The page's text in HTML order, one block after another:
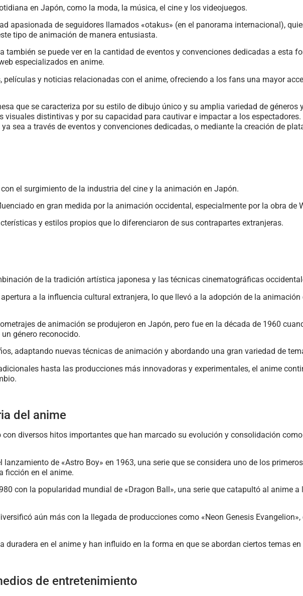
en Japón, como la moda, la música, el cine y los videojuegos.
apasionada de seguidores llamados «otakus» (en el panorama internacional),
tipo de animación de manera entusiasta.
también se puede ver en la cantidad de eventos y convenciones dedicadas a esta
especializados en anime.
películas y noticias relacionadas con el anime, ofreciendo a los fans una mayor
que se caracteriza por su estilo de dibujo único y su amplia variedad de géneros
visuales distintivas y por su capacidad para cautivar e impactar a los espectadores.
sea a través de eventos y convenciones dedicadas, o mediante la creación de
el surgimiento de la industria del cine y la animación en Japón.
en gran medida por la animación occidental, especialmente por la obra de
y estilos propios que lo diferenciaron de sus contrapartes extranjeras.
de la tradición artística japonesa y las técnicas cinematográficas
a la influencia cultural extranjera, lo que llevó a la adopción de la
de animación se produjeron en Japón, pero fue en la década de 1960
género reconocido.
adaptando nuevas técnicas de animación y abordando una gran variedad de
hasta las producciones más innovadoras y experimentales, el anime
del anime
diversos hitos importantes que han marcado su evolución y consolidación
de «Astro Boy» en 1963, una serie que se considera uno de los
ficción en el anime.
con la popularidad mundial de «Dragon Ball», una serie que catapultó al anime
aún más con la llegada de producciones como «Neon Genesis
duradera en el anime y han influido en la forma en que se abordan ciertos temas
de entretenimiento